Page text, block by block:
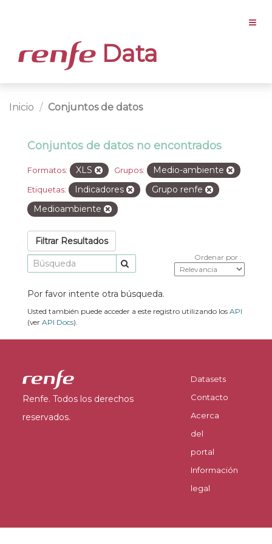
Data
Inicio Conjuntos de datos
Conjuntos de datos no encontrados
Formatos: XLS Grupos: Medio-ambiente
Etiquetas: Indicadores
Grupo renfe
Medioambiente
Filtrar Resultados
Ordenar por
Por favor intente otra búsqueda.
Usted también puede acceder a este registro utilizando los API
(ver API Docs).
Renfe. Todos los derechos
reservados.
Datasets
Contacto
Acerca
del
portal
Información
legal